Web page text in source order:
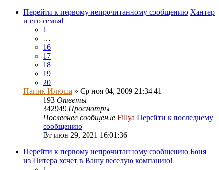
Перейти к первому непрочитанному сообщению Хантер
и его семья!
1
…
16
17
18
19
20
Папик Илюша » Ср ноя 04, 2009 21:34:41
193 Ответы
342949 Просмотры
Последнее сообщение Fillya Перейти к последнему
сообщению
Вт июн 29, 2021 16:01:36
Перейти к первому непрочитанному сообщению Боня
из Питера хочет в Вашу веселую компанию!